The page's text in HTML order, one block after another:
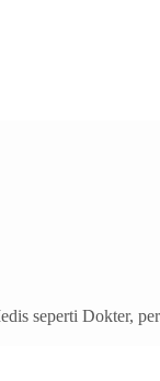
seperti Dokter,